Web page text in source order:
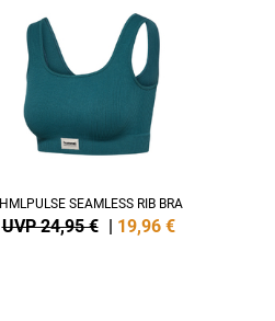
HMLPULSE SEAMLESS RIB BRA
UVP 24,95 € 19,96 €